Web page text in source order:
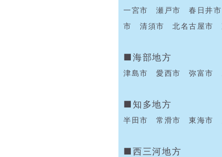
一宮市 瀬戸市 春日井
市 清須市 北名古屋市
■海部地方
津島市 愛西市 弥富市
■知多地方
半田市 常滑市 東海市
■西三河地方